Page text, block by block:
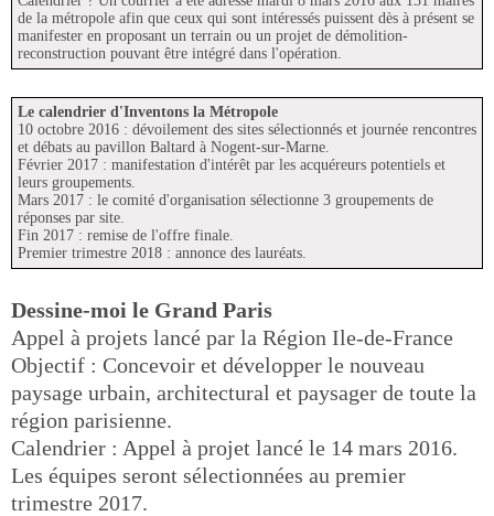
de la métropole afin que ceux qui sont intéressés puissent dès à présent se
manifester en proposant un terrain ou un projet de démolition-
reconstruction pouvant être intégré dans l'opération.
Le calendrier d'Inventons la Métropole
10 octobre 2016 : dévoilement des sites sélectionnés et journée rencontres
et débats au pavillon Baltard à Nogent-sur-Marne.
Février 2017 : manifestation d'intérêt par les acquéreurs potentiels et
leurs groupements.
Mars 2017 : le comité d'organisation sélectionne 3 groupements de
réponses par site.
Fin 2017 : remise de l'offre finale.
Premier trimestre 2018 : annonce des lauréats.
Dessine-moi le Grand Paris
Appel à projets lancé par la Région Ile-de-France
Objectif : Concevoir et développer le nouveau
paysage urbain, architectural et paysager de toute la
région parisienne.
Calendrier : Appel à projet lancé le 14 mars 2016.
Les équipes seront sélectionnées au premier
trimestre 2017.